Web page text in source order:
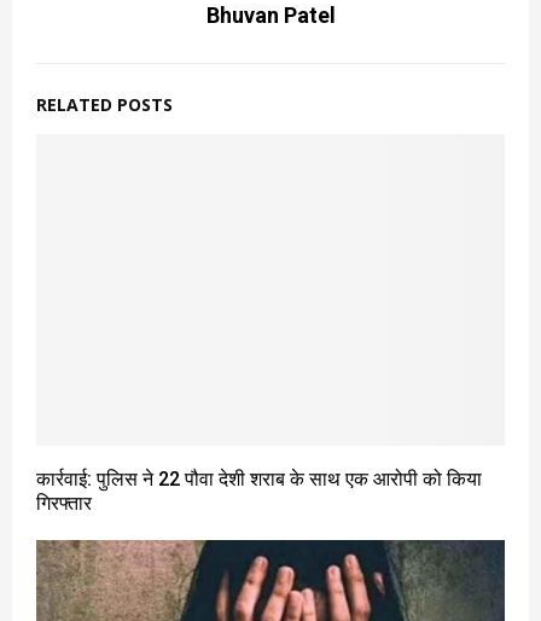
Bhuvan Patel
RELATED POSTS
कार्रवाई: पुलिस ने 22 पौवा देशी शराब के साथ एक आरोपी को किया
गिरफ्तार